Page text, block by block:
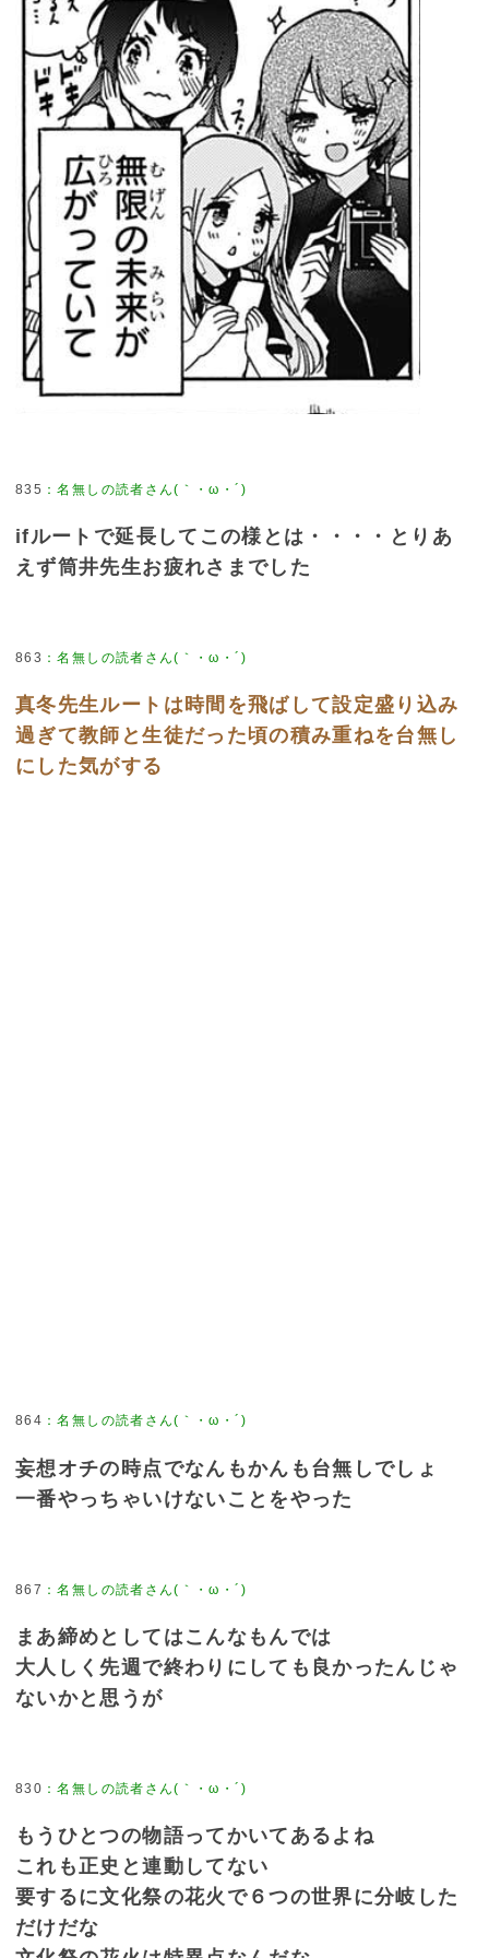
835 ：名無しの読者さん(｀・ω・´)
ifルートで延長してこの様とは・・・・とりあ
えず筒井先生お疲れさまでした
863 ：名無しの読者さん(｀・ω・´)
真冬先生ルートは時間を飛ばして設定盛り込み
過ぎて教師と生徒だった頃の積み重ねを台無し
にした気がする
864 ：名無しの読者さん(｀・ω・´)
妄想オチの時点でなんもかんも台無しでしょ
一番やっちゃいけないことをやった
867 ：名無しの読者さん(｀・ω・´)
まあ締めとしてはこんなもんでは
大人しく先週で終わりにしても良かったんじゃ
ないかと思うが
830 ：名無しの読者さん(｀・ω・´)
もうひとつの物語ってかいてあるよね
これも正史と連動してない
要するに文化祭の花火で６つの世界に分岐した
だけだな